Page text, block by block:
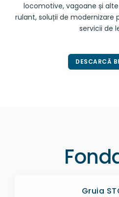
locomotive, vagoane și
rulant, soluții de modernizare
servicii de
DESCARCĂ
Gruia